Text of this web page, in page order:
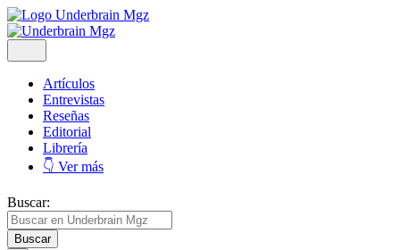
Artículos
Entrevistas
Reseñas
Editorial
Librería
👇 Ver más
Buscar: